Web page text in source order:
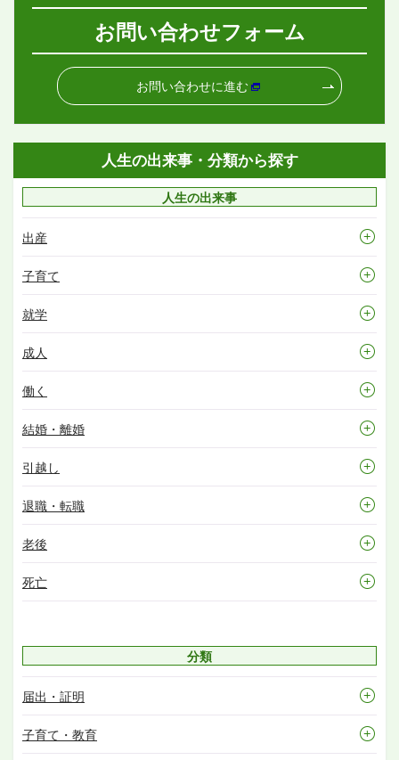
お問い合わせフォーム
お問い合わせに進む
人生の出来事・分類から探す
人生の出来事
出産
子育て
就学
成人
働く
結婚・離婚
引越し
退職・転職
老後
死亡
分類
届出・証明
子育て・教育